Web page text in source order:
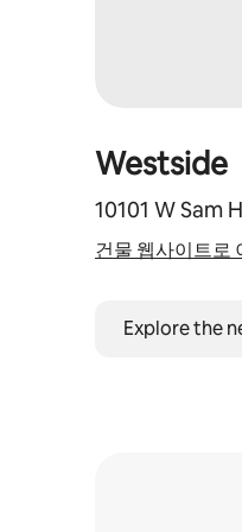
Westside
10101 W Sam
건물 웹사이트로
Explore the